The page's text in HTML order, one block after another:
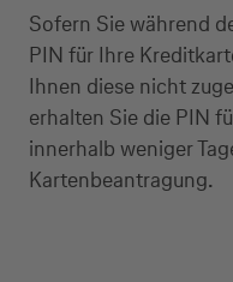
Service
Kreditkarte empfehlen
Kreditkarten-Banking
Sofern Sie während
PIN für Ihre
Ihnen diese nicht
erhalten Sie die PIN
innerhalb weniger
Kartenbeantragung.